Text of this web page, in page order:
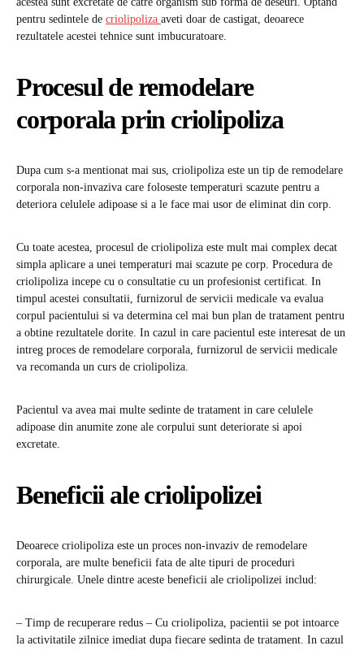
pentru sedintele de criolipoliza aveti doar de castigat, deoarece
rezultatele acestei tehnice sunt imbucuratoare.
Procesul de remodelare
corporala prin criolipoliza
Dupa cum s-a mentionat mai sus, criolipoliza este un tip de remodelare
corporala non-invaziva care foloseste temperaturi scazute pentru a
deteriora celulele adipoase si a le face mai usor de eliminat din corp.
Cu toate acestea, procesul de criolipoliza este mult mai complex decat
simpla aplicare a unei temperaturi mai scazute pe corp. Procedura de
criolipoliza incepe cu o consultatie cu un profesionist certificat. In
timpul acestei consultatii, furnizorul de servicii medicale va evalua
corpul pacientului si va determina cel mai bun plan de tratament pentru
a obtine rezultatele dorite. In cazul in care pacientul este interesat de un
intreg proces de remodelare corporala, furnizorul de servicii medicale
va recomanda un curs de criolipoliza.
Pacientul va avea mai multe sedinte de tratament in care celulele
adipoase din anumite zone ale corpului sunt deteriorate si apoi
excretate.
Beneficii ale criolipolizei
Deoarece criolipoliza este un proces non-invaziv de remodelare
corporala, are multe beneficii fata de alte tipuri de proceduri
chirurgicale. Unele dintre aceste beneficii ale criolipolizei includ:
– Timp de recuperare redus – Cu criolipoliza, pacientii se pot intoarce
la activitatile zilnice imediat dupa fiecare sedinta de tratament. In cazul